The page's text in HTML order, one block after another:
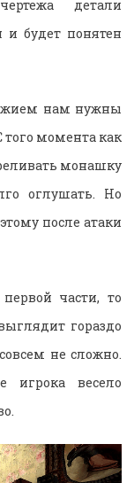
детали
и будет понятен
нам нужны
момента как
монашку
оглушать. Но
после атаки
части, то
гораздо
не сложно.
игрока весело